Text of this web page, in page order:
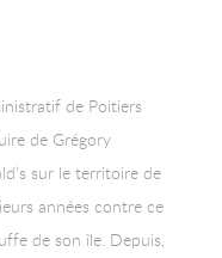
de Poitiers
de Grégory
sur le territoire de
années contre ce
de son île. Depuis,